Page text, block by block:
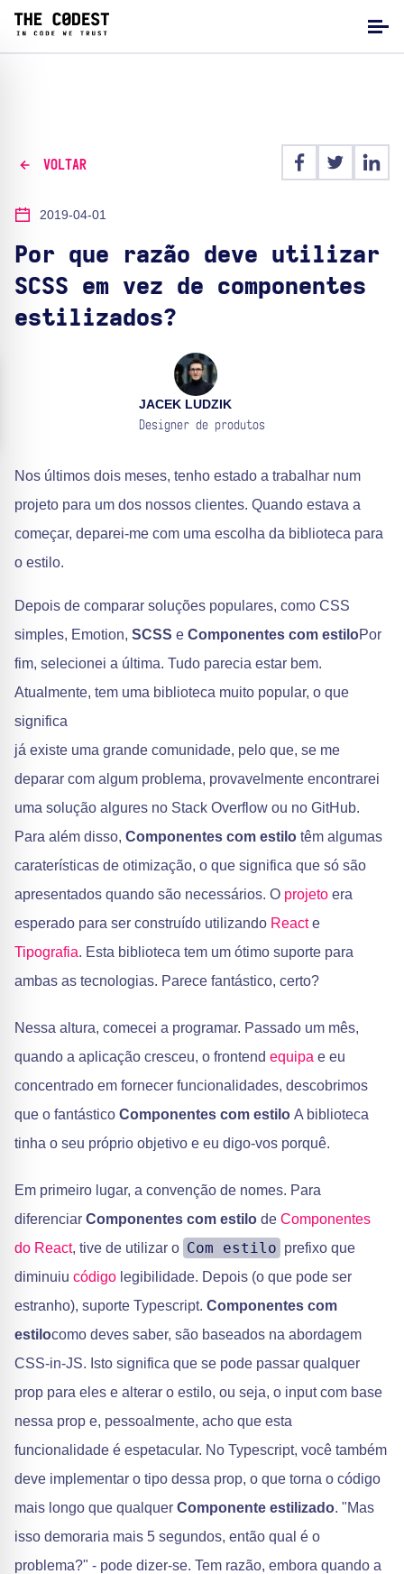
VOLTAR
2019-04-01
Por que razão deve utilizar
SCSS em vez de componentes
estilizados?
JACEK LUDZIK
Designer de produtos
Nos últimos dois meses, tenho estado a trabalhar num
projeto para um dos nossos clientes. Quando estava a
começar, deparei-me com uma escolha da biblioteca para
o estilo.
Depois de comparar soluções populares, como CSS
simples, Emotion, SCSS e Componentes com estiloPor
fim, selecionei a última. Tudo parecia estar bem.
Atualmente, tem uma biblioteca muito popular, o que
significa
já existe uma grande comunidade, pelo que, se me
deparar com algum problema, provavelmente encontrarei
uma solução algures no Stack Overflow ou no GitHub.
Para além disso, Componentes com estilo têm algumas
caraterísticas de otimização, o que significa que só são
apresentados quando são necessários. O projeto era
esperado para ser construído utilizando Reacte
Tipografia. Esta biblioteca tem um ótimo suporte para
ambas as tecnologias. Parece fantástico, certo?
Nessa altura, comecei a programar. Passado um mês,
quando a aplicação cresceu, o frontend equipa e eu
concentrado em fornecer funcionalidades, descobrimos
que o fantástico Componentes com estilo A biblioteca
tinha o seu próprio objetivo e eu digo-vos porquê.
Em primeiro lugar, a convenção de nomes. Para
diferenciar Componentes com estilo de Componentes
do React, tive de utilizar o Com estilo prefixo que
diminuiu código legibilidade. Depois (o que pode ser
estranho), suporte Typescript. Componentes com
estilocomo deves saber, são baseados na abordagem
CSS-in-JS. Isto significa que se pode passar qualquer
prop para eles e alterar o estilo, ou seja, o input com base
nessa prop e, pessoalmente, acho que esta
funcionalidade é espetacular. No Typescript, você também
deve implementar o tipo dessa prop, o que torna o código
mais longo que qualquer Componente estilizado. "Mas
isso demoraria mais 5 segundos, então qual é o
problema?" - pode dizer-se. Tem razão, embora quando a